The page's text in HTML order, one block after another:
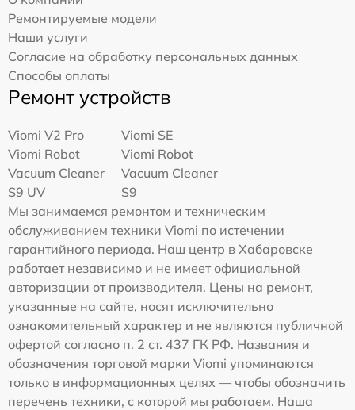
Ремонтируемые модели
Наши услуги
Согласие на обработку персональных данных
Способы оплаты
Ремонт устройств
Viomi V2 Pro
Viomi SE
Viomi Robot
Vacuum Cleaner
S9 UV
Viomi Robot
Vacuum Cleaner
S9
Мы занимаемся ремонтом и техническим
обслуживанием техники Viomi по истечении
гарантийного периода. Наш центр в Хабаровске
работает независимо и не имеет официальной
авторизации от производителя. Цены на ремонт,
указанные на сайте, носят исключительно
ознакомительный характер и не являются публичной
офертой согласно п. 2 ст. 437 ГК РФ. Названия и
обозначения торговой марки Viomi упоминаются
только в информационных целях — чтобы обозначить
перечень техники, с которой мы работаем. Наша